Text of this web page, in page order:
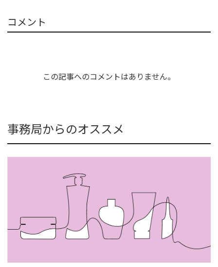
コメント
この記事へのコメントはありません。
事務局からのオススメ